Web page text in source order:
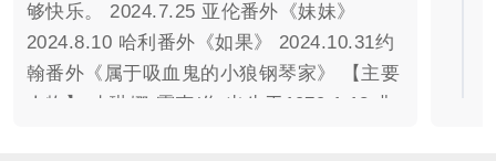
够快乐。 2024.7.25 亚伦番外《妹妹》
2024.8.10 哈利番外《如果》 2024.10.31约
翰番外《属于吸血鬼的小狼钢琴家》 【主要
人物】 杰琳娜·霍克/你 出生于1979.1.18 非